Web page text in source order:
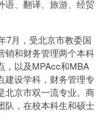
语、翻译、旅游、经贸
7月，受北京市教委国
销和财务管理两个本科
，以及MPAcc和MBA
建设学科，财务管理专
北京市双一流专业。商
队，在校本科生和硕士